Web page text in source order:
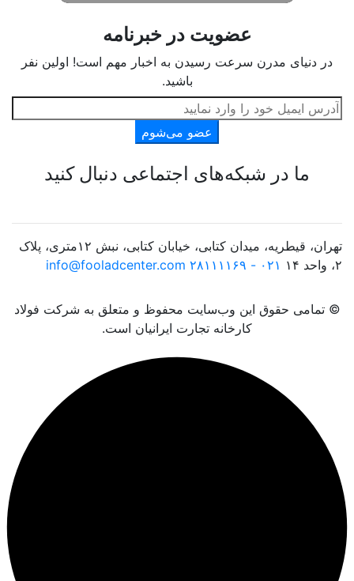
عضویت در خبرنامه
در دنیای مدرن سرعت رسیدن به اخبار مهم است! اولین نفر
باشید.
عضو می‌شوم
ما در شبکه‌های اجتماعی دنبال کنید
تهران، قیطریه، میدان کتابی، خیابان کتابی، نبش ۱۲متری، پلاک
۲، واحد ۱۴
۰۲۱ - ۲۸۱۱۱۱۶۹ info@fooladcenter.com
© تمامی حقوق این وب‌سایت محفوظ و متعلق به شرکت فولاد
کارخانه تجارت ایرانیان است.